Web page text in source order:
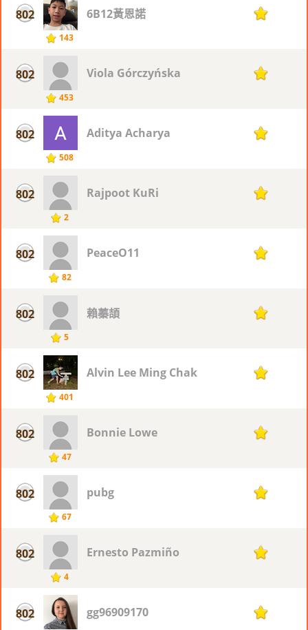
802
143
6B12黃恩諾 1
802
453
Viola Górczyńska 1
802
508
Aditya Acharya 1
802
2
Rajpoot KuRi 1
802
82
PeaceO11 1
802
5
賴蓁頡 1
802
401
Alvin Lee Ming Chak 1
802
47
Bonnie Lowe 1
802
67
pubg 1
802
4
Ernesto Pazmiño 1
802 gg96909170 1